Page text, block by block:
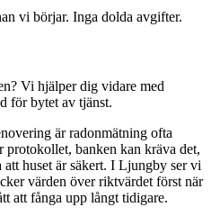
vi börjar. Inga dolda avgifter.
Vi hjälper dig vidare med
för bytet av tjänst.
är radonmätning ofta
protokollet, banken kan kräva det,
huset är säkert. I Ljungby ser vi
värden över riktvärdet först när
att fånga upp långt tidigare.